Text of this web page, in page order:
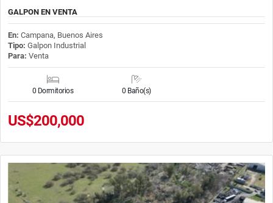
GALPON EN VENTA
En: Campana, Buenos Aires
Tipo: Galpon Industrial
Para: Venta
0 Dormitorios 0 Baño(s)
US$200,000